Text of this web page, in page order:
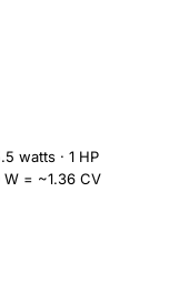
watts · 1 HP
W = ~1.36 CV